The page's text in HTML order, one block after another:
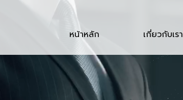
หน้าหลัก เกี่ยวกับเรา